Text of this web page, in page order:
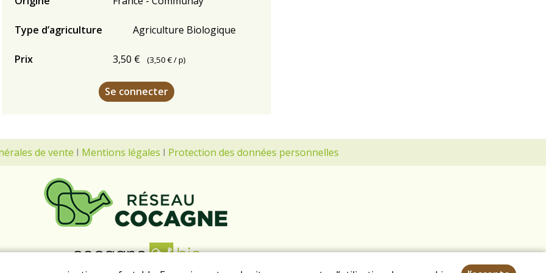
Type d’agriculture Agriculture Biologique
Prix 3,50 € (3,50 €/ p)
Se connecter
de vente I Mentions légales I Protection des données personnelles